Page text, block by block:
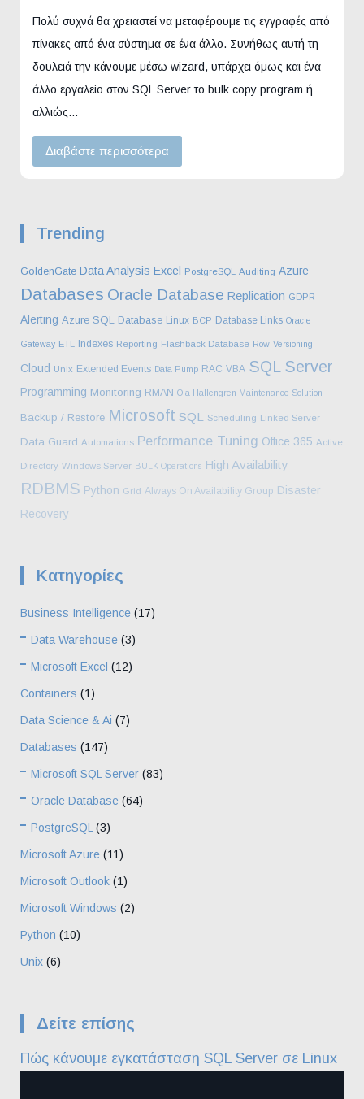
Πολύ συχνά θα χρειαστεί να μεταφέρουμε τις εγγραφές από
πίνακες από ένα σύστημα σε ένα άλλο. Συνήθως αυτή τη
δουλειά την κάνουμε μέσω wizard, υπάρχει όμως και ένα
άλλο εργαλείο στον SQL Server το bulk copy program ή
αλλιώς…
Διαβάστε περισσότερα
Trending
GoldenGate Data Analysis Excel PostgreSQL Auditing Azure
Databases Oracle Database Replication GDPR
Alerting Azure SQL Database Linux BCP Database Links Oracle
Gateway ETL Indexes Reporting Flashback Database Row-Versioning
Cloud Unix Extended Events Data Pump RAC VBA SQL Server
Programming Monitoring RMAN Ola Hallengren Maintenance Solution
Backup / Restore Microsoft SQL Scheduling Linked Server
Data Guard Automations Performance Tuning Office 365 Active
Directory Windows Server BULK Operations High Availability
RDBMS Python Grid Always On Availability Group Disaster
Recovery
Kατηγορίες
Business Intelligence (17)
Data Warehouse (3)
Microsoft Excel (12)
Containers (1)
Data Science & Ai (7)
Databases (147)
Microsoft SQL Server (83)
Oracle Database (64)
PostgreSQL (3)
Microsoft Azure (11)
Microsoft Outlook (1)
Microsoft Windows (2)
Python (10)
Unix (6)
Δείτε επίσης
Πώς κάνουμε εγκατάσταση SQL Server σε Linux